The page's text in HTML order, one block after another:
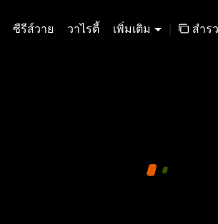
ซีรีส์วาย วาไรตี้ เพิ่มเติม | สำร
พื้นที่ของคุณไม่สามารถเล่นวีดีโอนี้ได้